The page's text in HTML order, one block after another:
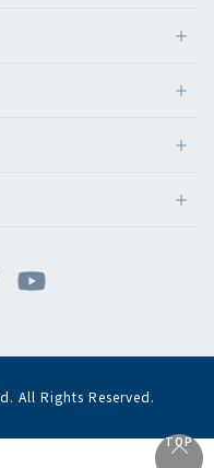
TOP
All Rights Reserved.